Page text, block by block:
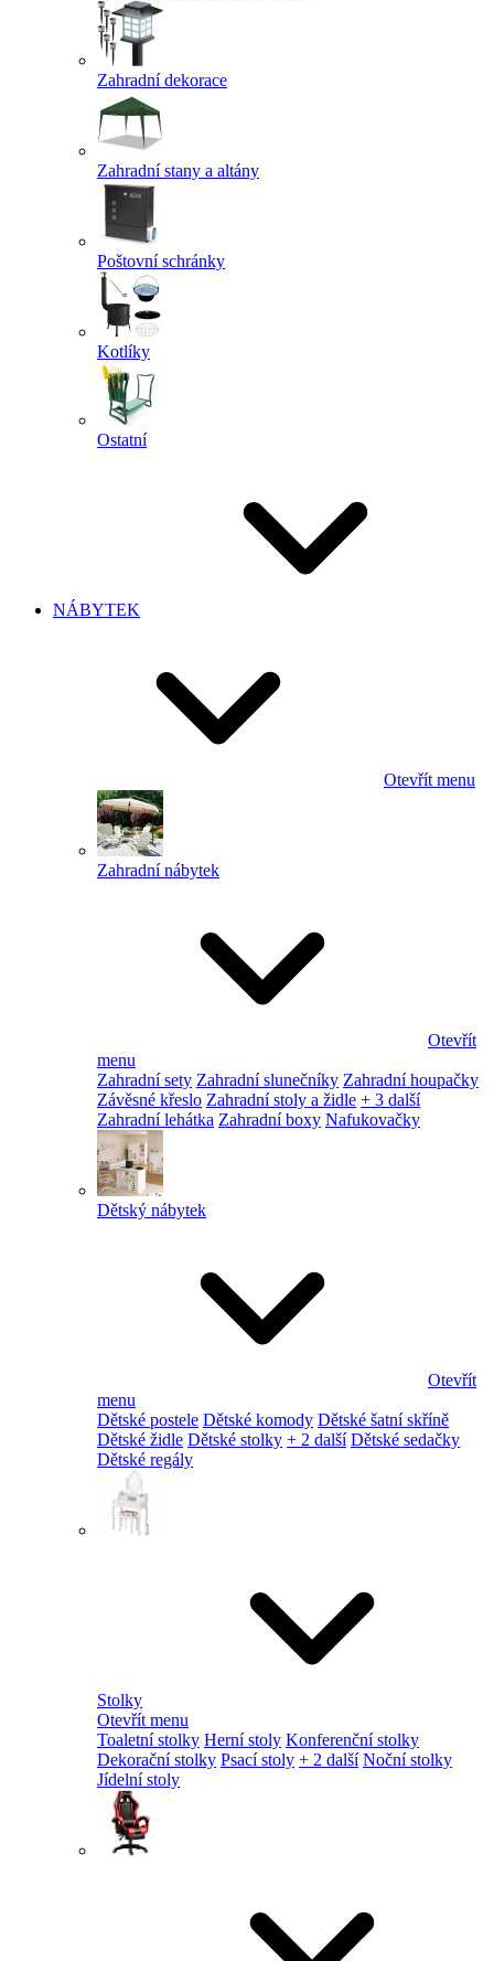
Zahradní dekorace
Zahradní stany a altány
Poštovní schránky
Kotlíky
Ostatní
NÁBYTEK
Otevřít menu
Zahradní nábytek
Otevřít
menu
Zahradní sety Zahradní slunečníky Zahradní houpačky
Závěsné křeslo Zahradní stoly a židle + 3 další
Zahradní lehátka Zahradní boxy Nafukovačky
Dětský nábytek
Otevřít
menu
Dětské postele Dětské komody Dětské šatní skříně
Dětské židle Dětské stolky + 2 další Dětské sedačky
Dětské regály
Stolky
Otevřít menu
Toaletní stolky Herní stoly Konferenční stolky
Dekorační stolky Psací stoly + 2 další Noční stolky
Jídelní stoly